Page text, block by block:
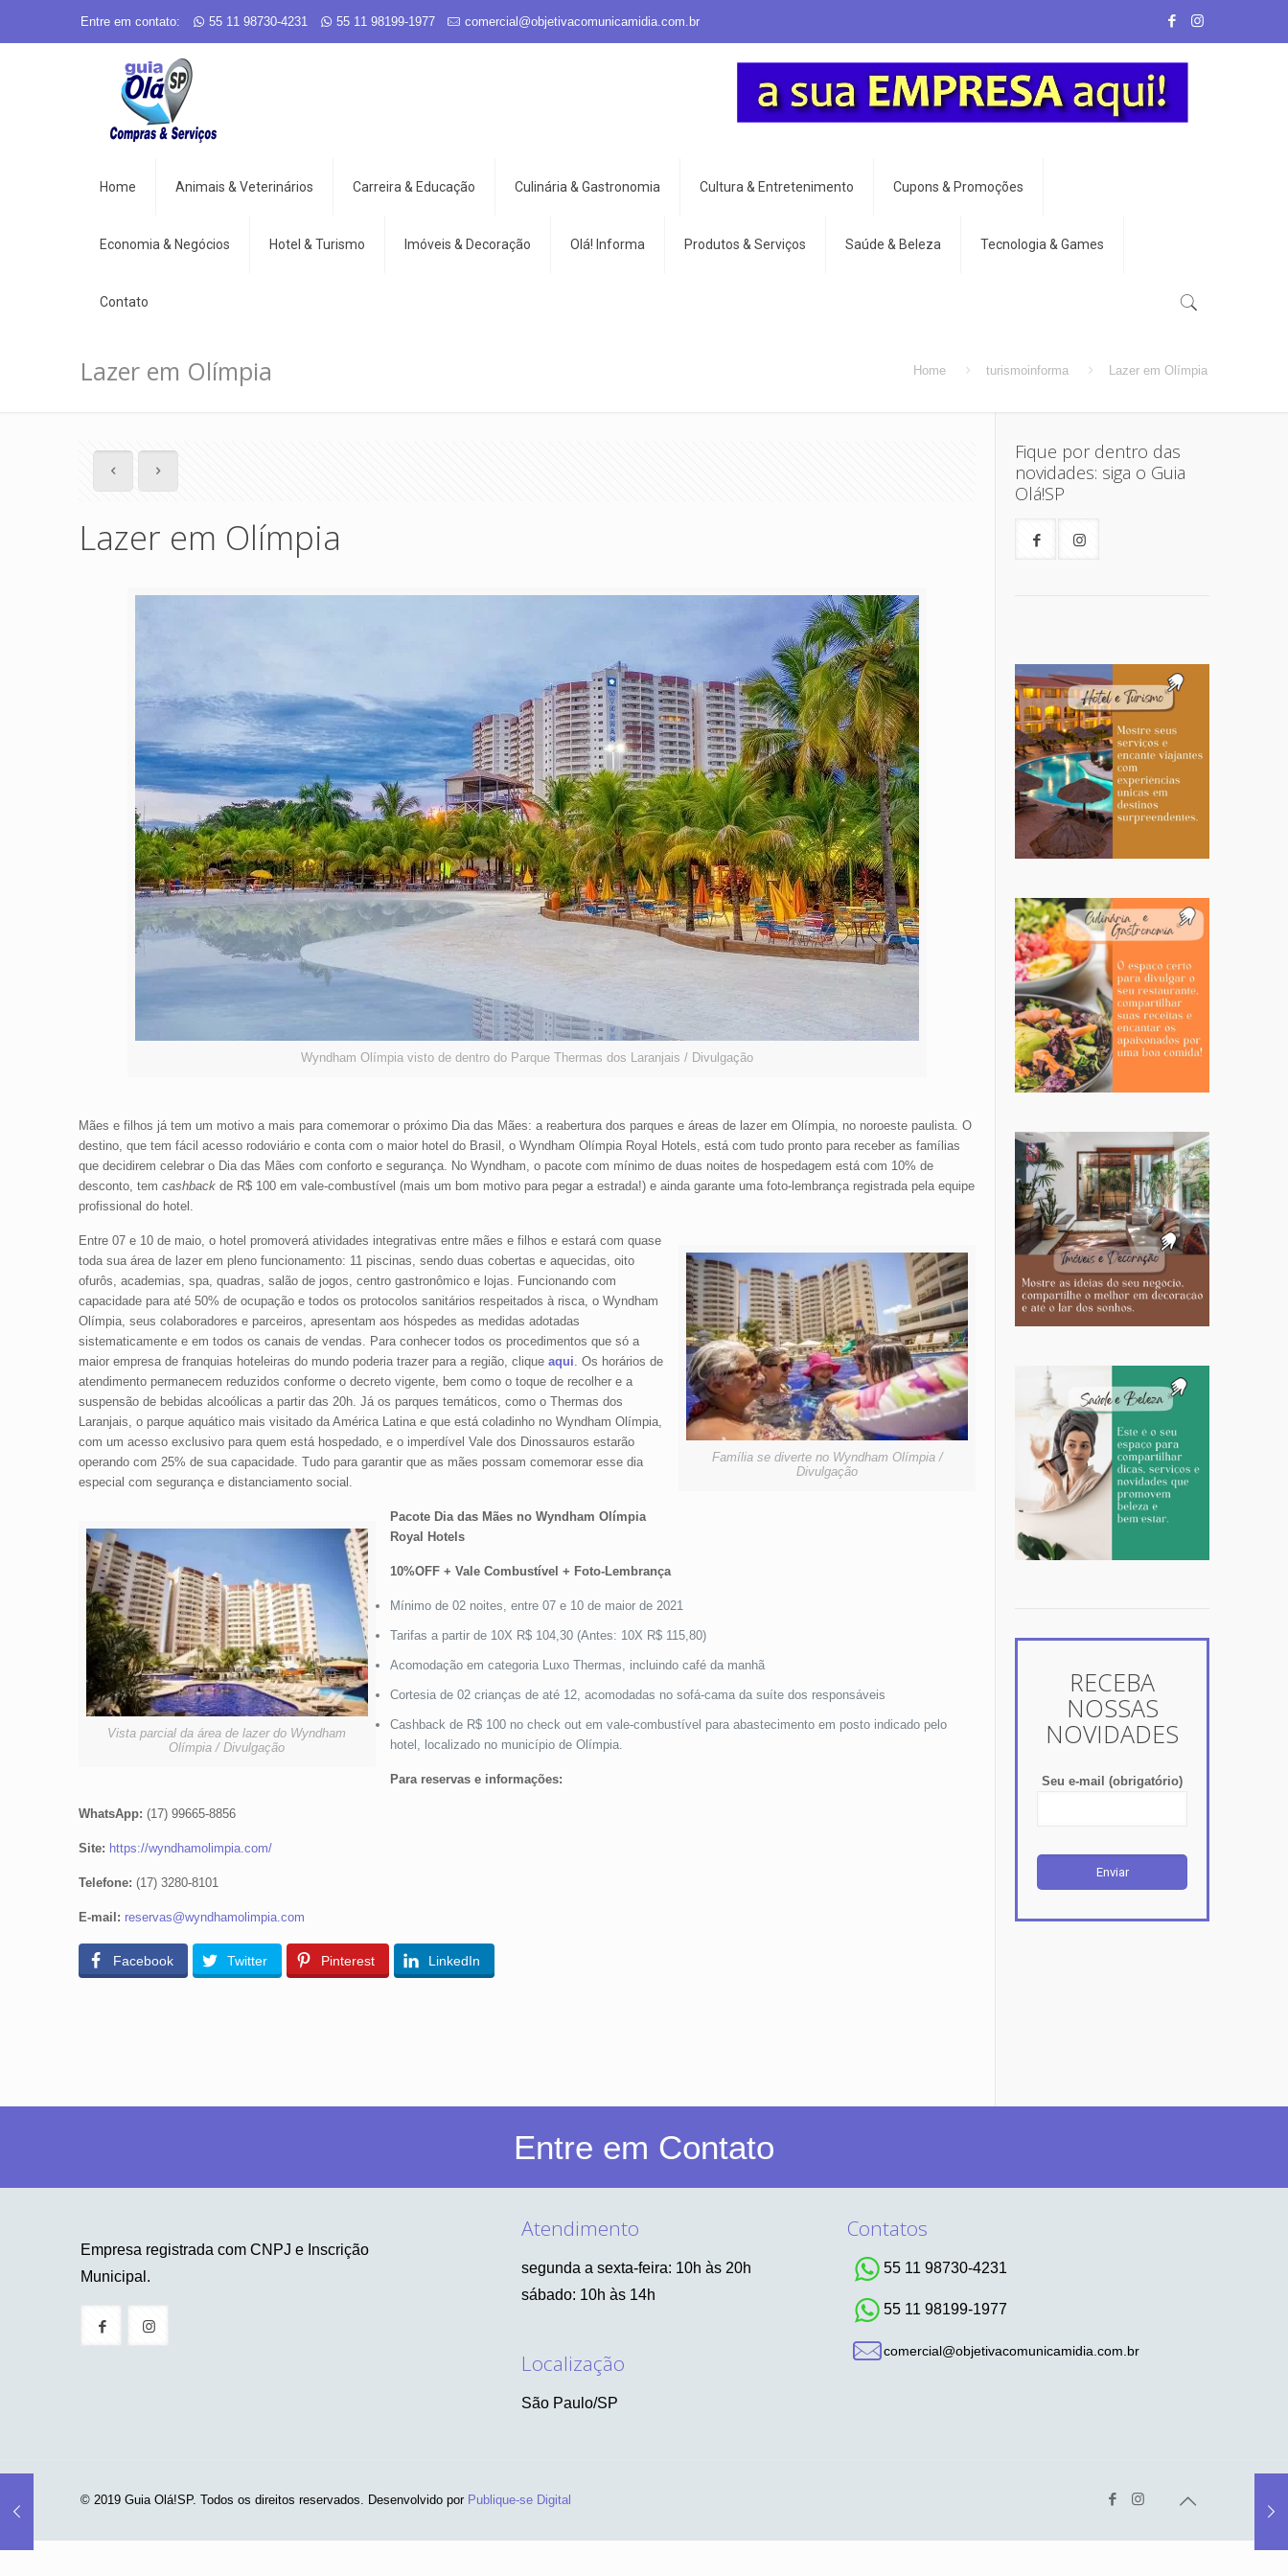
Entre em contato: 55 11 98730-4231 55 11 98199-1977 comercial@objetivacomunicamidia.com.br
Home Animais & Veterinários Carreira & Educação Culinária & Gastronomia Cultura & Entretenimento Cupons & Promoções
Economia & Negócios Hotel & Turismo Imóveis & Decoração Olá! Informa Produtos & Serviços Saúde & Beleza Tecnologia & Games
Contato
Lazer em Olímpia Home turismoinforma Lazer em Olímpia
Lazer em Olímpia
Wyndham Olímpia visto de dentro do Parque Thermas dos Laranjais / Divulgação
Mães e filhos já tem um motivo a mais para comemorar o próximo Dia das Mães: a reabertura dos parques e áreas de lazer em Olímpia, no noroeste paulista. O
destino, que tem fácil acesso rodoviário e conta com o maior hotel do Brasil, o Wyndham Olímpia Royal Hotels, está com tudo pronto para receber as famílias
que decidirem celebrar o Dia das Mães com conforto e segurança. No Wyndham, o pacote com mínimo de duas noites de hospedagem está com 10% de
desconto, tem cashbackde R$ 100 em vale-combustível (mais um bom motivo para pegar a estrada!) e ainda garante uma foto-lembrança registrada pela equipe
profissional do hotel.
Família se diverte no Wyndham Olímpia /
Divulgação
Entre 07 e 10 de maio, o hotel promoverá atividades integrativas entre mães e filhos e estará com quase
toda sua área de lazer em pleno funcionamento: 11 piscinas, sendo duas cobertas e aquecidas, oito
ofurôs, academias, spa, quadras, salão de jogos, centro gastronômico e lojas. Funcionando com
capacidade para até 50% de ocupação e todos os protocolos sanitários respeitados à risca, o Wyndham
Olímpia, seus colaboradores e parceiros, apresentam aos hóspedes as medidas adotadas
sistematicamente e em todos os canais de vendas. Para conhecer todos os procedimentos que só a
maior empresa de franquias hoteleiras do mundo poderia trazer para a região, clique aqui. Os horários de
atendimento permanecem reduzidos conforme o decreto vigente, bem como o toque de recolher e a
suspensão de bebidas alcoólicas a partir das 20h. Já os parques temáticos, como o Thermas dos
Laranjais, o parque aquático mais visitado da América Latina e que está coladinho no Wyndham Olímpia,
com um acesso exclusivo para quem está hospedado, e o imperdível Vale dos Dinossauros estarão
operando com 25% de sua capacidade. Tudo para garantir que as mães possam comemorar esse dia
especial com segurança e distanciamento social.
Vista parcial da área de lazer do Wyndham
Olímpia / Divulgação
Pacote Dia das Mães no Wyndham Olímpia
Royal Hotels
10%OFF + Vale Combustível + Foto-Lembrança
Mínimo de 02 noites, entre 07 e 10 de maior de 2021
Tarifas a partir de 10X R$ 104,30 (Antes: 10X R$ 115,80)
Acomodação em categoria Luxo Thermas, incluindo café da manhã
Cortesia de 02 crianças de até 12, acomodadas no sofá-cama da suíte dos responsáveis
Cashback de R$ 100 no check out em vale-combustível para abastecimento em posto indicado pelo
hotel, localizado no município de Olímpia.
Para reservas e informações:
WhatsApp: (17) 99665-8856
Site: https://wyndhamolimpia.com/
Telefone: (17) 3280-8101
E-mail: reservas@wyndhamolimpia.com
Facebook Twitter Pinterest LinkedIn
Fique por dentro das
novidades: siga o Guia
Olá!SP
RECEBA
NOSSAS
NOVIDADES
Seu e-mail (obrigatório)
Entre em Contato
Empresa registrada com CNPJ e Inscrição
Municipal.
Atendimento
segunda a sexta-feira: 10h às 20h
sábado: 10h às 14h
Localização
São Paulo/SP
Contatos
55 11 98730-4231
55 11 98199-1977
comercial@objetivacomunicamidia.com.br
© 2019 Guia Olá!SP. Todos os direitos reservados. Desenvolvido por Publique-se Digital